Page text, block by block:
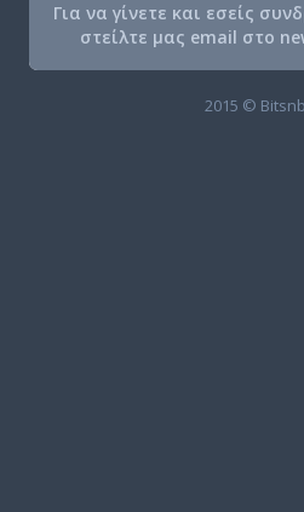
Για να γίνετε και εσείς
στείλτε μας email στο
2015 ©